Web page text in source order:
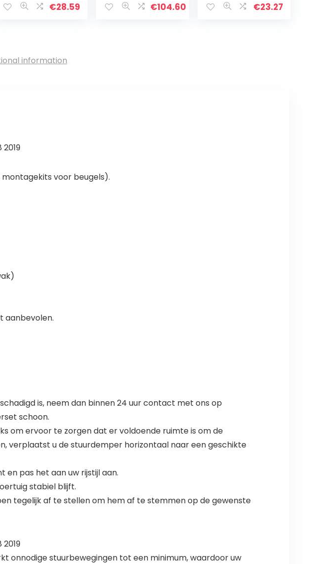
Honda CB1000R
€28.59
Quads Pit Bikes
€104.60
€23.27
information
voor beugels).
aanbevolen.
is, neem dan binnen 24 uur contact met ons op
schoon.
om ervoor te zorgen dat er voldoende ruimte is om de
verplaatst u de stuurdemper horizontaal naar een geschikte
en pas het aan uw rijstijl aan.
stabiel blijft.
tegelijk af te stellen om hem af te stemmen op de gewenste
onnodige stuurbewegingen tot een minimum, waardoor uw